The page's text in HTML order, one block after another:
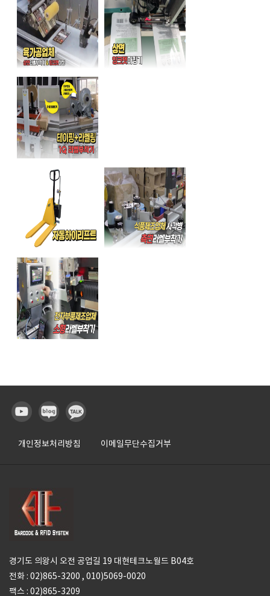
개인정보처리방침 이메일무단수집거부
경기도 의왕시 오전 공업길 19 대현테크노월드 B04호
전화 : 02)865-3200 , 010)5069-0020
팩스 : 02)865-3209